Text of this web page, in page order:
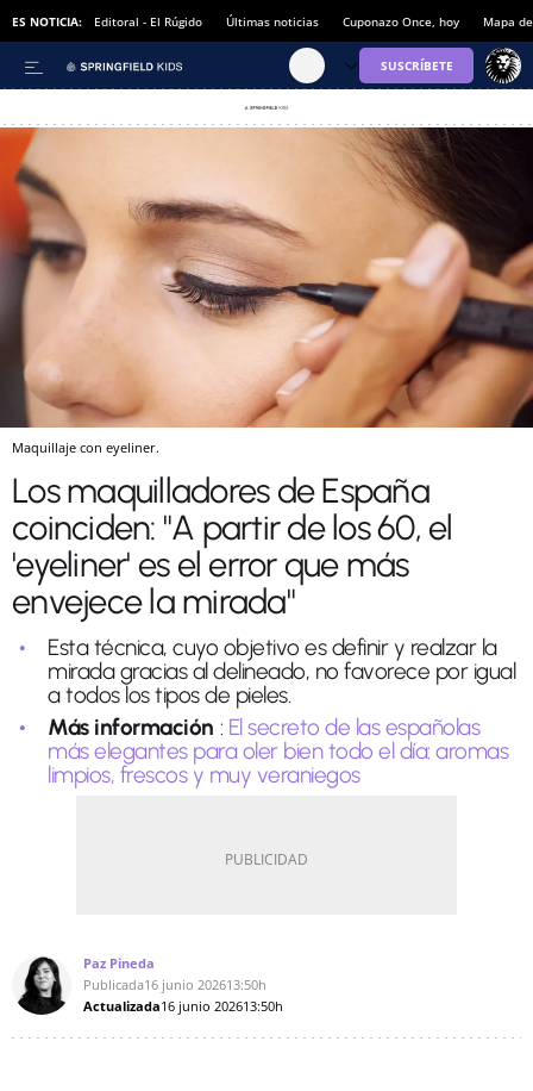
ES NOTICIA: Editoral - El Rúgido Últimas noticias Cuponazo Once, hoy Mapa
Maquillaje con eyeliner.
Los maquilladores de España
coinciden: "A partir de los 60, el
'eyeliner' es el error que más
envejece la mirada"
Esta técnica, cuyo objetivo es definir y realzar la
mirada gracias al delineado, no favorece por igual
a todos los tipos de pieles.
Más información : El secreto de las españolas
más elegantes para oler bien todo el día: aromas
limpios, frescos y muy veraniegos
Paz Pineda
Publicada16 junio 202613:50h
Actualizada16 junio 202613:50h